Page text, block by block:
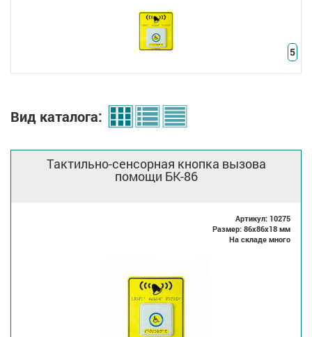
5
Вид каталога:
Тактильно-сенсорная кнопка вызова
помощи БК-86
Артикул: 10275
Размер: 86x86x18 мм
На складе много